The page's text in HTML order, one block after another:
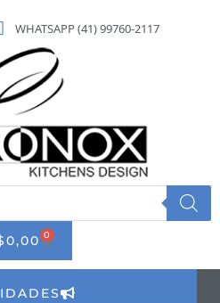
WHATSAPP (41) 99760-2117
0,00 0 CART